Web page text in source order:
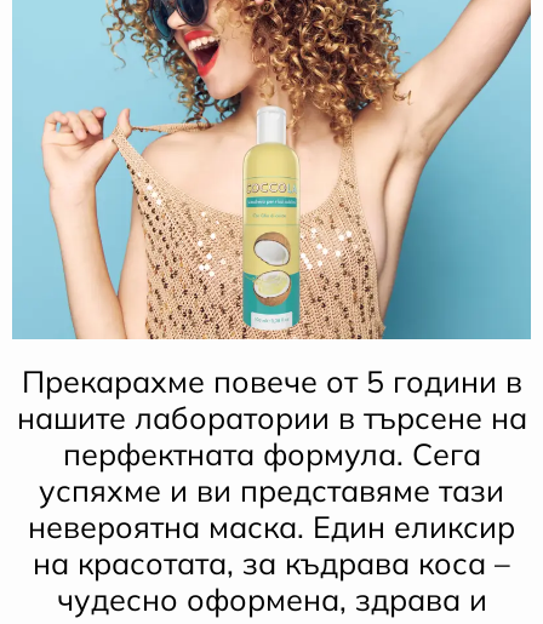
Прекарахме повече от 5 години в
нашите лаборатории в търсене на
перфектната формула. Сега
успяхме и ви представяме тази
невероятна маска. Един еликсир
на красотата, за къдрава коса –
чудесно оформена, здрава и